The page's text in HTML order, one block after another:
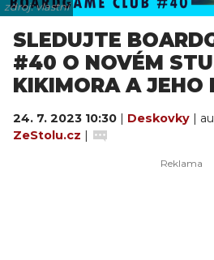
zdroj: vlastní
SLEDUJTE
#40 O NOVÉM
KIKIMORA A JEHO
24. 7. 2023 10:30 | Deskovky |
ZeStolu.cz |